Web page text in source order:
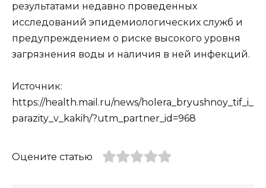
результатами недавно проведенных
исследований эпидемиологических служб и
предупреждением о риске высокого уровня
загрязнения воды и наличия в ней инфекций.
Источник:
https://health.mail.ru/news/holera_bryushnoy_tif_i_
parazity_v_kakih/?utm_partner_id=968
Оцените статью